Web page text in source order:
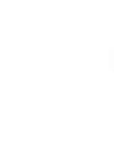
Ovatko tuotetiedot
Ilmainen
Nouto